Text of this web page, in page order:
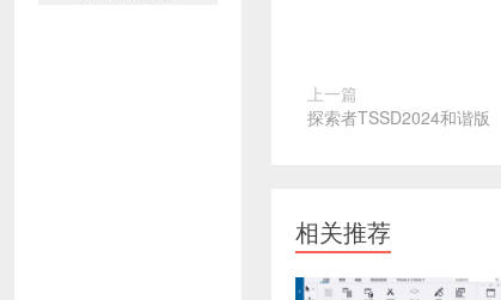
上一篇
探索者TSSD2024和谐版
相关推荐